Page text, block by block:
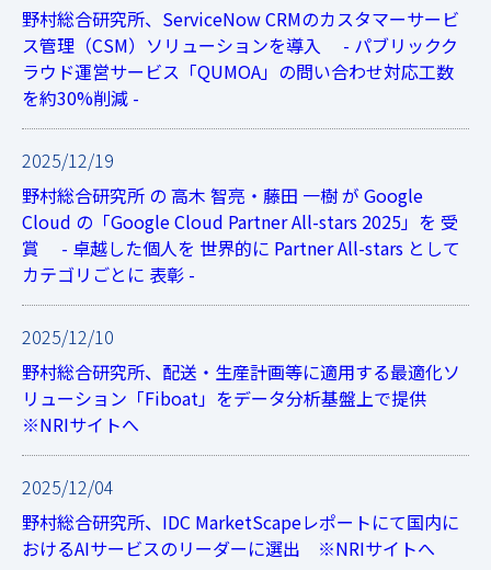
野村総合研究所、ServiceNow CRMのカスタマーサービ
ス管理（CSM）ソリューションを導入 - パブリックク
ラウド運営サービス「QUMOA」の問い合わせ対応工数
を約30%削減 -
2025/12/19
野村総合研究所 の 高木 智亮・藤田 一樹 が Google
Cloud の「Google Cloud Partner All-stars 2025」を 受
賞 - 卓越した個人を 世界的に Partner All-stars として
カテゴリごとに 表彰 -
2025/12/10
野村総合研究所、配送・生産計画等に適用する最適化ソ
リューション「Fiboat」をデータ分析基盤上で提供
※NRIサイトへ
2025/12/04
野村総合研究所、IDC MarketScapeレポートにて国内に
おけるAIサービスのリーダーに選出 ※NRIサイトへ